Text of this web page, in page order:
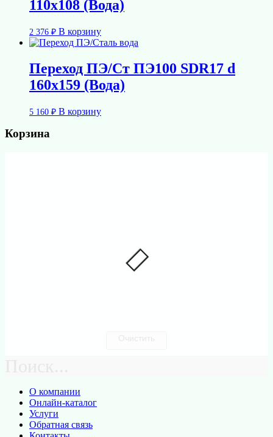
110х108 (Вода)
2 376 ₽ В корзину
Переход ПЭ/Ст ПЭ100 SDR17 d
160х159 (Вода)
5 160 ₽ В корзину
Корзина
О компании
Онлайн-каталог
Услуги
Обратная связь